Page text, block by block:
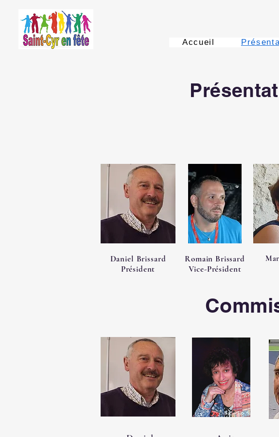
Accueil
Daniel Brissard
Président
Romain Brissard
Vice-Président